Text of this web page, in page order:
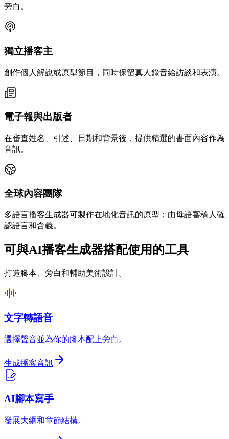
旁白。
獨立播客主
創作個人解說或原型節目，同時保留真人錄音給訪談和表演。
電子報與出版者
在審查姓名、引述、日期和背景後，提供精選的書面內容作為
音訊。
全球內容團隊
多語言播客生成器可製作在地化音訊的原型；由母語審稿人確
認語言和含義。
可與AI播客生成器搭配使用的工具
打造腳本、旁白和輔助美術設計。
文字轉語音
選擇聲音並為你的腳本配上旁白。
生成播客音訊
AI腳本寫手
發展大綱和章節結構。